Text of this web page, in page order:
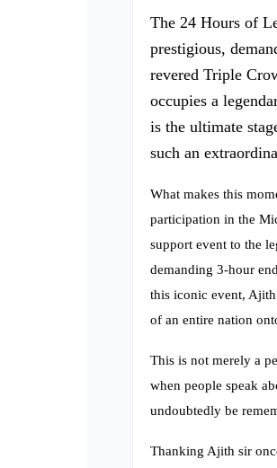
The 24 Hours of
prestigious,
revered Triple
occupies a
is the ultimate
such an
What makes this
participation in the
support event to the
demanding 3-hour
this iconic event,
of an entire nation
This is not merely a
when people speak
undoubtedly be
Thanking Ajith sir